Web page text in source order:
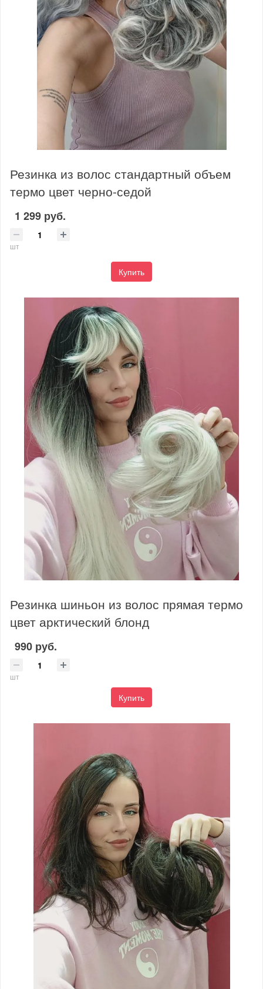
Резинка из волос стандартный объем
термо цвет черно-седой
1 299 руб.
шт
Купить
Резинка шиньон из волос прямая термо
цвет арктический блонд
990 руб.
шт
Купить